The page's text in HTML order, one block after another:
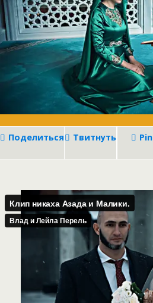
Поделиться Твитнуть Pin